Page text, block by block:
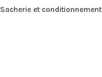
Sacherie et conditionnement